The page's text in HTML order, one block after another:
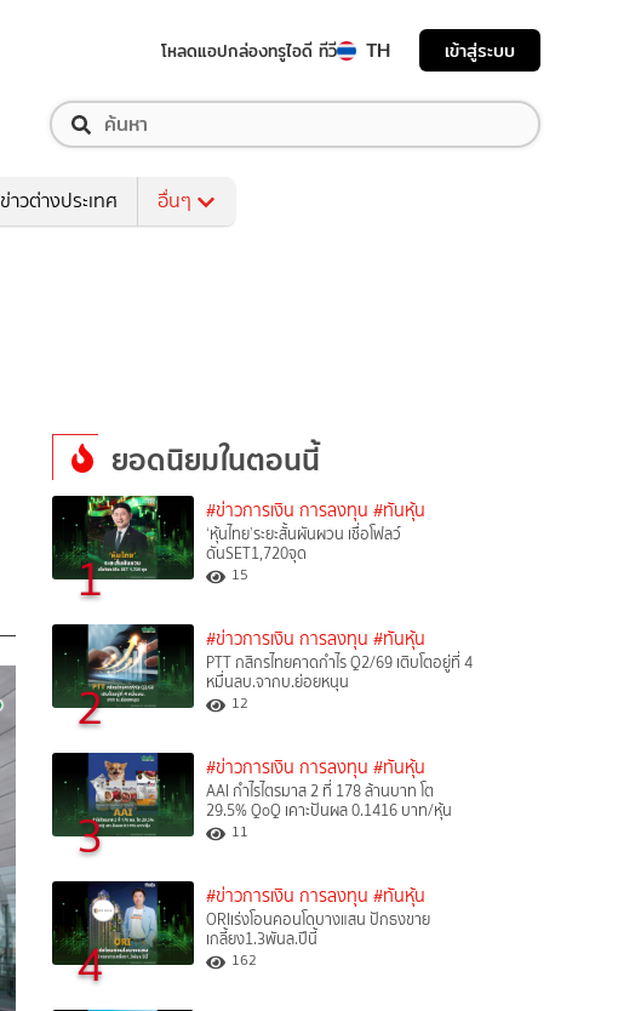
โหลดแอปกล่องทรูไอดี ทีวี TH เข้าสู่ระบบ
ข่าวต่างประเทศ อื่นๆ
ยอดนิยมในตอนนี้
1
#ข่าวการเงิน การลงทุน #ทันหุ้น
‘หุ้นไทย’ระยะสั้นผันผวน เชื่อโฟลว์
ดันSET1,720จุด
15
2
#ข่าวการเงิน การลงทุน #ทันหุ้น
PTT กสิกรไทยคาดกำไร Q2/69 เติบโตอยู่ที่ 4
หมื่นลบ.จากบ.ย่อยหนุน
12
3
#ข่าวการเงิน การลงทุน #ทันหุ้น
AAI กำไรไตรมาส 2 ที่ 178 ล้านบาท โต
29.5% QoQ เคาะปันผล 0.1416 บาท/หุ้น
11
4
#ข่าวการเงิน การลงทุน #ทันหุ้น
ORIเร่งโอนคอนโดบางแสน ปักธงขาย
เกลี้ยง1.3พันล.ปีนี้
162